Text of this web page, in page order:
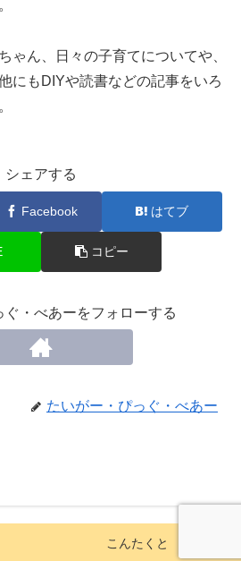
ゃん、日々の子育てについてや、
にもDIYや読書などの記事をいろ
シェアする
Facebook はてブ
コピー
ぐ・べあーをフォローする
たいがー・ぴっぐ・べあー
こんたくと